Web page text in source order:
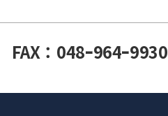
FAX：048ｰ964ｰ9930